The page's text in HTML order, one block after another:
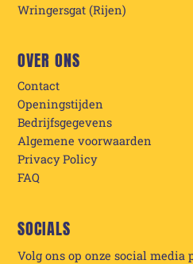
Wringersgat (Rijen)
OVER ONS
Contact
Openingstijden
Bedrijfsgegevens
Algemene voorwaarden
Privacy Policy
FAQ
SOCIALS
Volg ons op onze social